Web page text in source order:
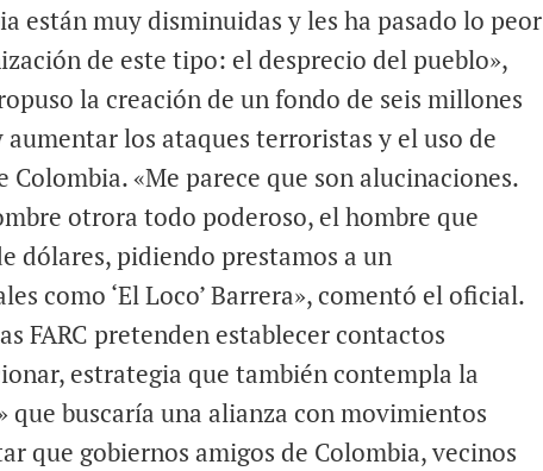
están muy disminuidas y les ha pasado lo peor
de este tipo: el desprecio del pueblo»,
la creación de un fondo de seis millones
los ataques terroristas y el uso de
«Me parece que son alucinaciones.
otrora todo poderoso, el hombre que
dólares, pidiendo prestamos a un
como ‘El Loco’ Barrera», comentó el oficial.
FARC pretenden establecer contactos
estrategia que también contempla la
buscaría una alianza con movimientos
que gobiernos amigos de Colombia, vecinos